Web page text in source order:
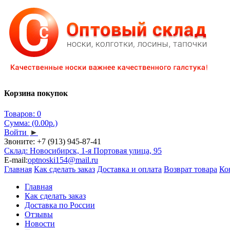
Корзина покупок
Товаров: 0
Сумма: (0.00р.)
Войти ►
Звоните: +7 (913) 945-87-41
Склад: Новосибирск, 1-я Портовая улица, 95
E-mail:optnoski154@mail.ru
Главная Как сделать заказ Доставка и оплата Возврат товара
Главная
Как сделать заказ
Доставка по России
Отзывы
Новости